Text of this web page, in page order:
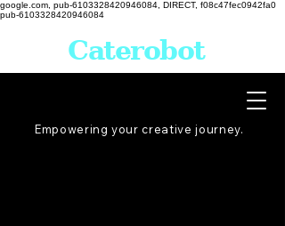
google.com, pub-6103328420946084, DIRECT, f08c47fec0942fa0
pub-6103328420946084
Empowering your creative journey.
Caterobot